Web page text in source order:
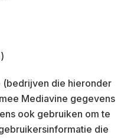
(bedrijven die hieronder
Mediavine gegevens
ook gebruiken om te
die